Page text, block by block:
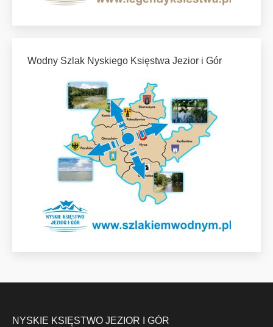
Wodny Szlak Nyskiego Księstwa Jezior i Gór
NYSKIE KSIĘSTWO JEZIOR I GÓR